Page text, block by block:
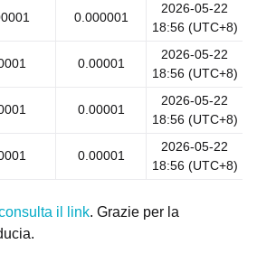
0.000001
2026-05-22
18:56 (UTC+8)
0.00001
2026-05-22
18:56 (UTC+8)
0.00001
2026-05-22
18:56 (UTC+8)
0.00001
2026-05-22
18:56 (UTC+8)
il link. Grazie per la